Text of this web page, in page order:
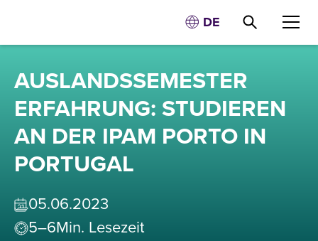
DE
AUSLANDSSEMESTER
ERFAHRUNG: STUDIEREN
AN DER IPAM PORTO IN
PORTUGAL
05.06.2023
5–6Min. Lesezeit